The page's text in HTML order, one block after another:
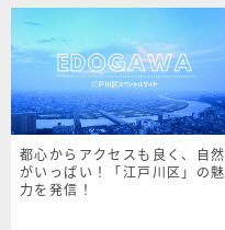
都心からアクセスも良く、自然
がいっぱい！「江戸川区」の魅
力を発信！